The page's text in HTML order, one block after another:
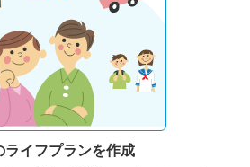
ライフプランを作成